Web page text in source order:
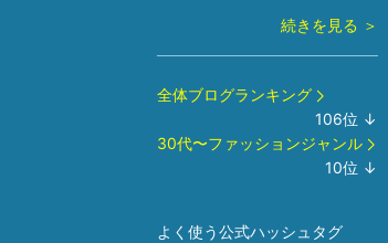
続きを見る ＞
全体ブログランキング
106位 ↓
30代〜ファッションジャンル
10位 ↓
よく使う公式ハッシュタグ